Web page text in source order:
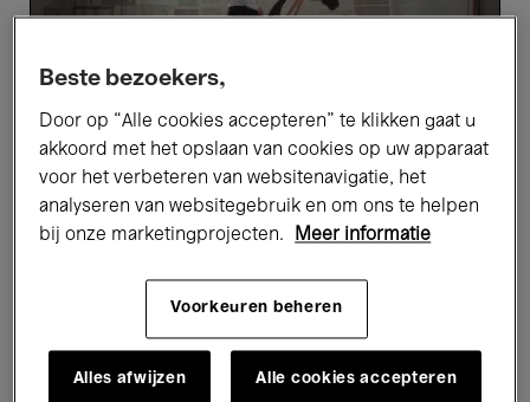
Highly Recommended
William Kentridge
Beste bezoekers,
Door op “Alle cookies accepteren” te klikken gaat u
akkoord met het opslaan van cookies op uw apparaat
voor het verbeteren van websitenavigatie, het
analyseren van websitegebruik en om ons te helpen
bij onze marketingprojecten.
Meer informatie
Voorkeuren beheren
Alles afwijzen Alle cookies accepteren